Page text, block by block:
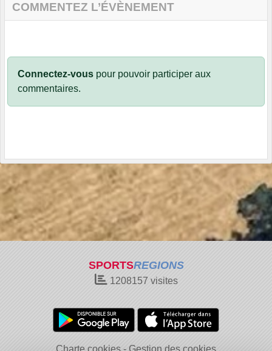
COMMENTEZ L’ÉVÈNEMENT
Connectez-vous pour pouvoir participer aux
commentaires.
SPORTSREGIONS
1208157 visites
Charte cookies Gestion des cookies